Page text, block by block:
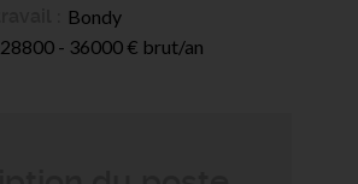
Bondy
28800 - 36000 € brut/an